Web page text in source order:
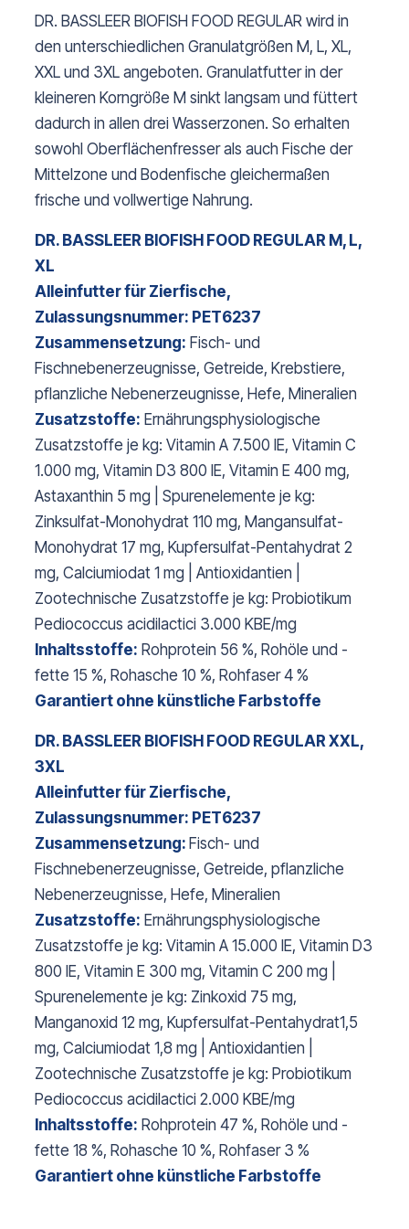
DR. BASSLEER BIOFISH FOOD REGULAR wird in
den unterschiedlichen Granulatgrößen M, L, XL,
XXL und 3XL angeboten. Granulatfutter in der
kleineren Korngröße M sinkt langsam und füttert
dadurch in allen drei Wasserzonen. So erhalten
sowohl Oberflächenfresser als auch Fische der
Mittelzone und Bodenfische gleichermaßen
frische und vollwertige Nahrung.
DR. BASSLEER BIOFISH FOOD REGULAR M, L,
XL
Alleinfutter für Zierfische,
Zulassungsnummer: PET6237
Zusammensetzung: Fisch- und
Fischnebenerzeugnisse, Getreide, Krebstiere,
pflanzliche Nebenerzeugnisse, Hefe, Mineralien
Zusatzstoffe: Ernährungsphysiologische
Zusatzstoffe je kg: Vitamin A 7.500 IE, Vitamin C
1.000 mg, Vitamin D3 800 IE, Vitamin E 400 mg,
Astaxanthin 5 mg | Spurenelemente je kg:
Zinksulfat-Monohydrat 110 mg, Mangansulfat-
Monohydrat 17 mg, Kupfersulfat-Pentahydrat 2
mg, Calciumiodat 1 mg | Antioxidantien |
Zootechnische Zusatzstoffe je kg: Probiotikum
Pediococcus acidilactici 3.000 KBE/mg
Inhaltsstoffe: Rohprotein 56 %, Rohöle und -
fette 15 %, Rohasche 10 %, Rohfaser 4 %
Garantiert ohne künstliche Farbstoffe
DR. BASSLEER BIOFISH FOOD REGULAR XXL,
3XL
Alleinfutter für Zierfische,
Zulassungsnummer: PET6237
Zusammensetzung: Fisch- und
Fischnebenerzeugnisse, Getreide, pflanzliche
Nebenerzeugnisse, Hefe, Mineralien
Zusatzstoffe: Ernährungsphysiologische
Zusatzstoffe je kg: Vitamin A 15.000 IE, Vitamin D3
800 IE, Vitamin E 300 mg, Vitamin C 200 mg |
Spurenelemente je kg: Zinkoxid 75 mg,
Manganoxid 12 mg, Kupfersulfat-Pentahydrat1,5
mg, Calciumiodat 1,8 mg | Antioxidantien |
Zootechnische Zusatzstoffe je kg: Probiotikum
Pediococcus acidilactici 2.000 KBE/mg
Inhaltsstoffe: Rohprotein 47 %, Rohöle und -
fette 18 %, Rohasche 10 %, Rohfaser 3 %
Garantiert ohne künstliche Farbstoffe